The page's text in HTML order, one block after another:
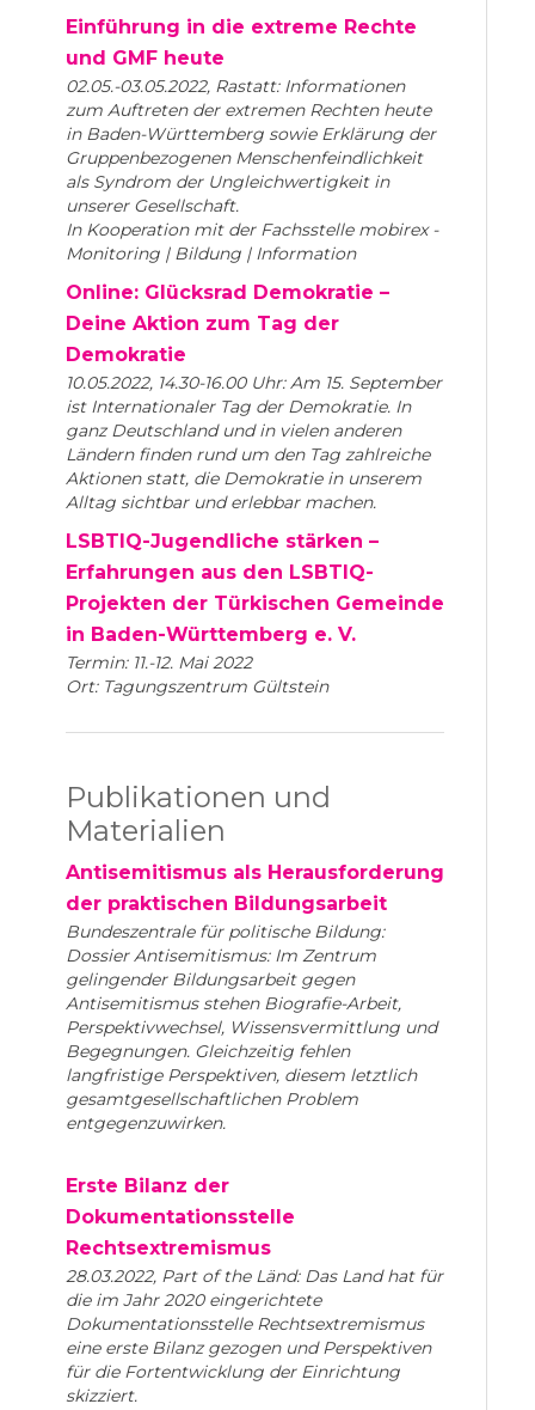
Einführung in die extreme Rechte
und GMF heute
02.05.-03.05.2022, Rastatt: Informationen
zum Auftreten der extremen Rechten heute
in Baden-Württemberg sowie Erklärung der
Gruppenbezogenen Menschenfeindlichkeit
als Syndrom der Ungleichwertigkeit in
unserer Gesellschaft.
In Kooperation mit der Fachsstelle mobirex -
Monitoring | Bildung | Information
Online: Glücksrad Demokratie –
Deine Aktion zum Tag der
Demokratie
10.05.2022, 14.30-16.00 Uhr: Am 15. September
ist Internationaler Tag der Demokratie. In
ganz Deutschland und in vielen anderen
Ländern finden rund um den Tag zahlreiche
Aktionen statt, die Demokratie in unserem
Alltag sichtbar und erlebbar machen.
LSBTIQ-Jugendliche stärken –
Erfahrungen aus den LSBTIQ-
Projekten der Türkischen Gemeinde
in Baden-Württemberg e. V.
Termin: 11.-12. Mai 2022
Ort: Tagungszentrum Gültstein
Publikationen und
Materialien
Antisemitismus als Herausforderung
der praktischen Bildungsarbeit
Bundeszentrale für politische Bildung:
Dossier Antisemitismus: Im Zentrum
gelingender Bildungsarbeit gegen
Antisemitismus stehen Biografie-Arbeit,
Perspektivwechsel, Wissensvermittlung und
Begegnungen. Gleichzeitig fehlen
langfristige Perspektiven, diesem letztlich
gesamtgesellschaftlichen Problem
entgegenzuwirken.
Erste Bilanz der
Dokumentationsstelle
Rechtsextremismus
28.03.2022, Part of the Länd: Das Land hat für
die im Jahr 2020 eingerichtete
Dokumentationsstelle Rechtsextremismus
eine erste Bilanz gezogen und Perspektiven
für die Fortentwicklung der Einrichtung
skizziert.